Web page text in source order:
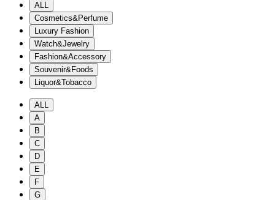
ALL
Cosmetics&Perfume
Luxury Fashion
Watch&Jewelry
Fashion&Accessory
Souvenir&Foods
Liquor&Tobacco
ALL
A
B
C
D
E
F
G